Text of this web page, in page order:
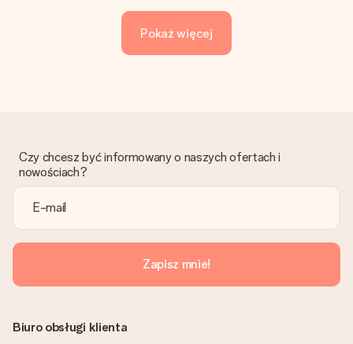
Pokaż więcej
Czy chcesz być informowany o naszych ofertach i
nowościach?
Zapisz mnie!
Biuro obsługi klienta